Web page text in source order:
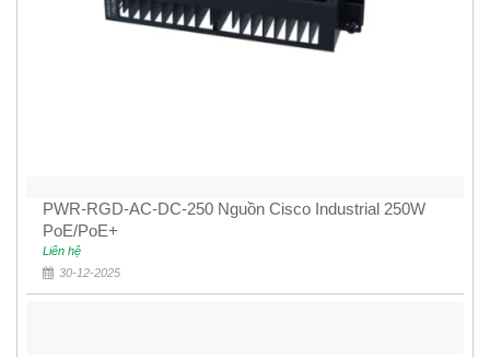
PWR-RGD-AC-DC-250 Nguồn Cisco Industrial 250W
PoE/PoE+
Liên hệ
30-12-2025